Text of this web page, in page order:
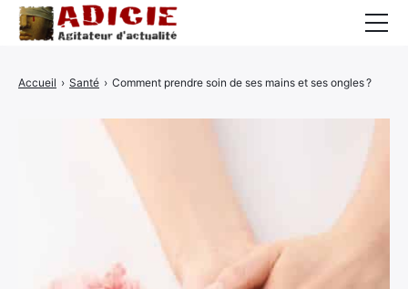
Accueil › Santé › Comment prendre soin de ses mains et ses ongles ?